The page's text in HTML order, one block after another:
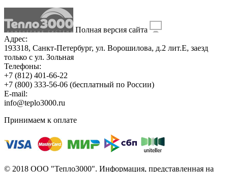
Полная версия сайта
Адрес:
193318, Санкт-Петербург, ул. Ворошилова, д.2 лит.Е, заезд
только с ул. Зольная
Телефоны:
+7 (812) 401-66-22
+7 (800) 333-56-06 (бесплатный по России)
E-mail:
info@teplo3000.ru
Принимаем к оплате
© 2018 ООО "Тепло3000". Информация, представленная на